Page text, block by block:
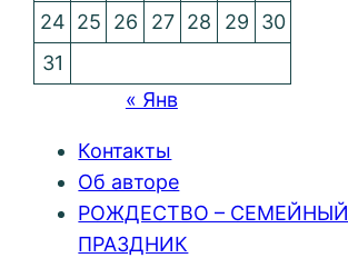
24 25 26 27 28 29
30
31
« Янв
Контакты
Об авторе
РОЖДЕСТВО – СЕМЕЙНЫЙ
ПРАЗДНИК